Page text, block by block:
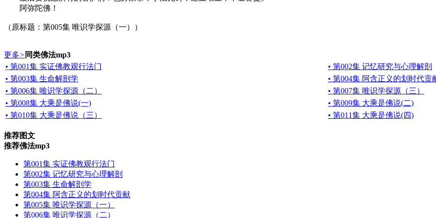
阿弥陀佛！
（原标题：第005集 唯识学探源（一））
更多> 同类佛法mp3
• 第001集 实证佛教观行法门
• 第002集 记忆研究与心理解剖
• 第003集 生命解剖学
• 第004集 阿含正义的划时代贡
• 第006集 唯识学探源（二）
• 第007集 唯识学探源（三）
• 第008集 大乘是佛说(一)
• 第009集 大乘是佛说(二)
• 第010集 大乘是佛说（三）
• 第011集 大乘是佛说(四)
推荐图文
推荐佛法mp3
第001集 实证佛教观行法门
第002集 记忆研究与心理解剖
第003集 生命解剖学
第004集 阿含正义的划时代贡献
第005集 唯识学探源（一）
第006集 唯识学探源（二）